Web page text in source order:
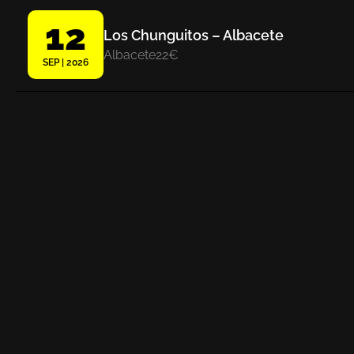
12
SEP | 2026
Los Chunguitos – Albacete
Albacete22€